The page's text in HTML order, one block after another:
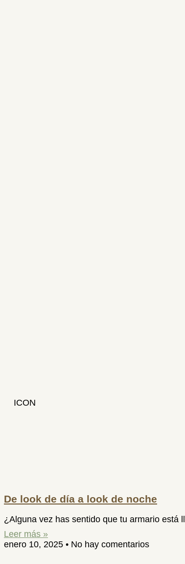
ICON
De look de día a look de noche
¿Alguna vez has sentido que tu armario está
Leer más »
enero 10, 2025
No hay comentarios